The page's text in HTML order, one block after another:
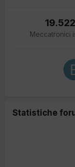
19.522
Meccatronici
Statistiche